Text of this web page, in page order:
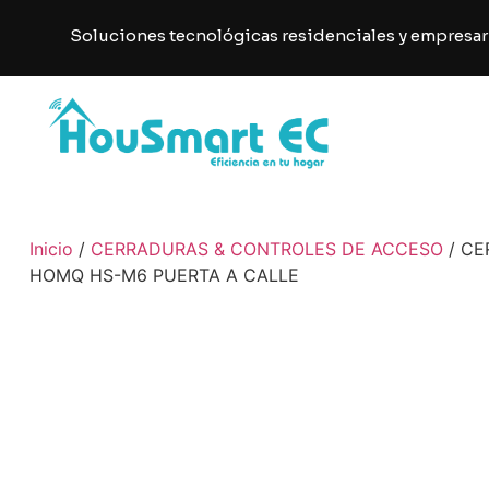
Soluciones tecnológicas residenciales y
Inicio / CERRADURAS & CONTROLES DE ACCESO/
HOMQ HS-M6 PUERTA A CALLE